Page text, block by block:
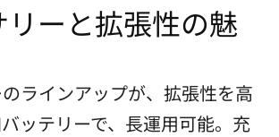
リーと拡張性の魅
ラインアップが、拡張性を高
ッテリーで、長運用可能。充